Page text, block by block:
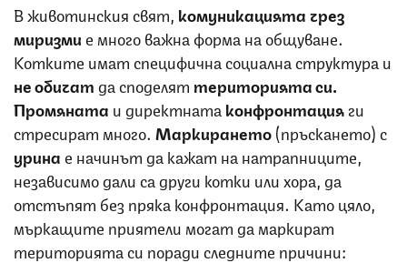
В животинския свят, комуникацията чрез
миризмие много важна форма на общуване.
Котките имат специфична социална структура и
не обичатда споделят територията си.
Промяната и директната конфронтацияги
стресират много. Маркирането(пръскането) с
уринае начинът да кажат на натрапниците,
независимо дали са други котки или хора, да
отстъпят без пряка конфронтация. Като цяло,
мъркащите приятели могат да маркират
територията си поради следните причини: